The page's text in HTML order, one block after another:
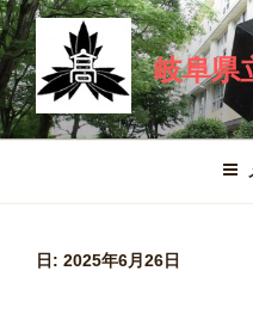
コ
ン
テ
ン
ツ
岐阜県
日: 2025年6月26日